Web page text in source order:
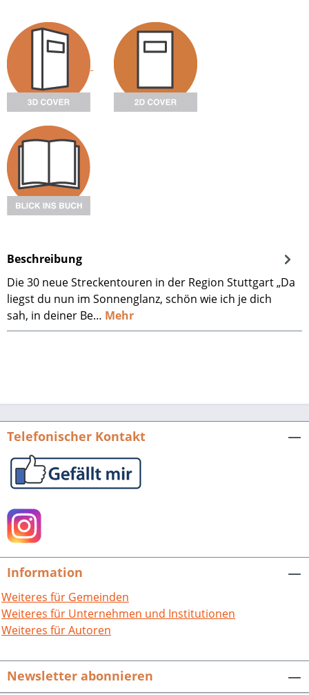
Beschreibung
Die 30 neue Streckentouren in der Region Stuttgart „Da
liegst du nun im Sonnenglanz, schön wie ich je dich
sah, in deiner Be… Mehr
Telefonischer Kontakt
Information
Weiteres für Gemeinden
Weiteres für Unternehmen und Institutionen
Weiteres für Autoren
Newsletter abonnieren